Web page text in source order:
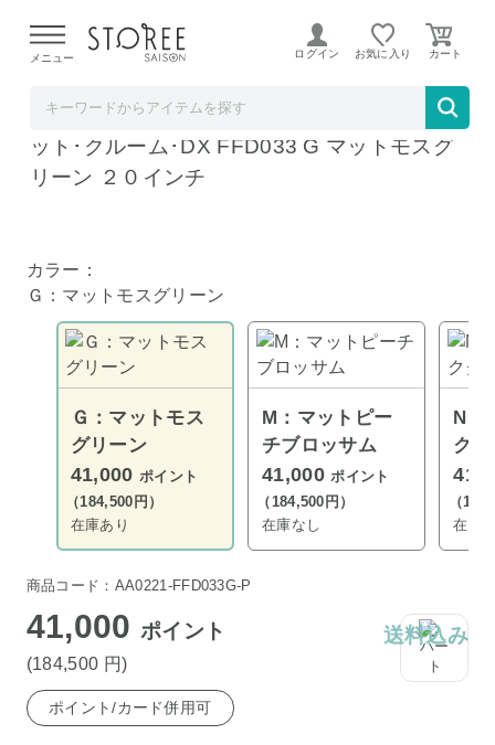
よる配送遅延が発生しております。
メニュー ログイン お気に入り
パナソニック 電動自転車 2025年モデル ギュ
ット･クルーム･DX FFD033 G マットモスグ
リーン ２０インチ
カラー：
Ｇ：マットモスグリーン
Ｇ：マットモス
グリーン
41,000ポイント
（184,500円）
在庫あり
M：マットピー
チブロッサム
41,000ポイント
（184,500円）
在庫なし
N：
ク
（
在庫
商品コード：AA0221-FFD033G-P
41,000ポイント
(184,500 円)
送料込み
ポイント/カード併用可